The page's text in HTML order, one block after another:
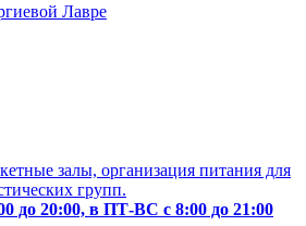
Лавре
залы, организация питания для
групп.
до 20:00, в ПТ-ВС с 8:00 до 21:00